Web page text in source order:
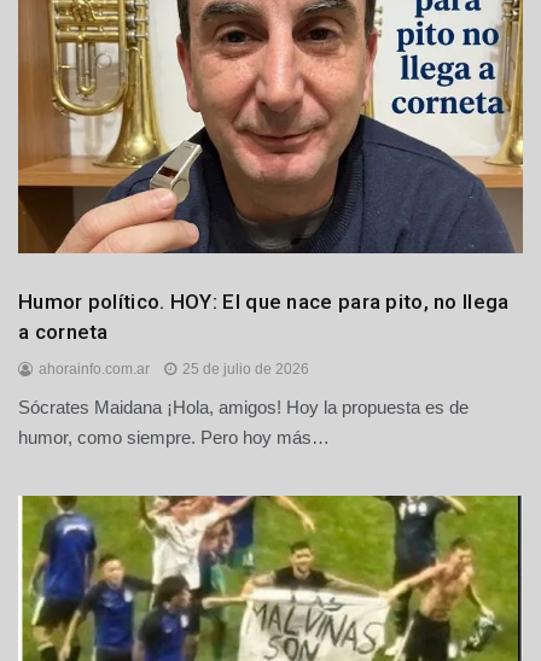
Humor
Principales
Humor político. HOY: El que nace para pito, no llega
a corneta
ahorainfo.com.ar 25 de julio de 2026
Sócrates Maidana ¡Hola, amigos! Hoy la propuesta es de
humor, como siempre. Pero hoy más…